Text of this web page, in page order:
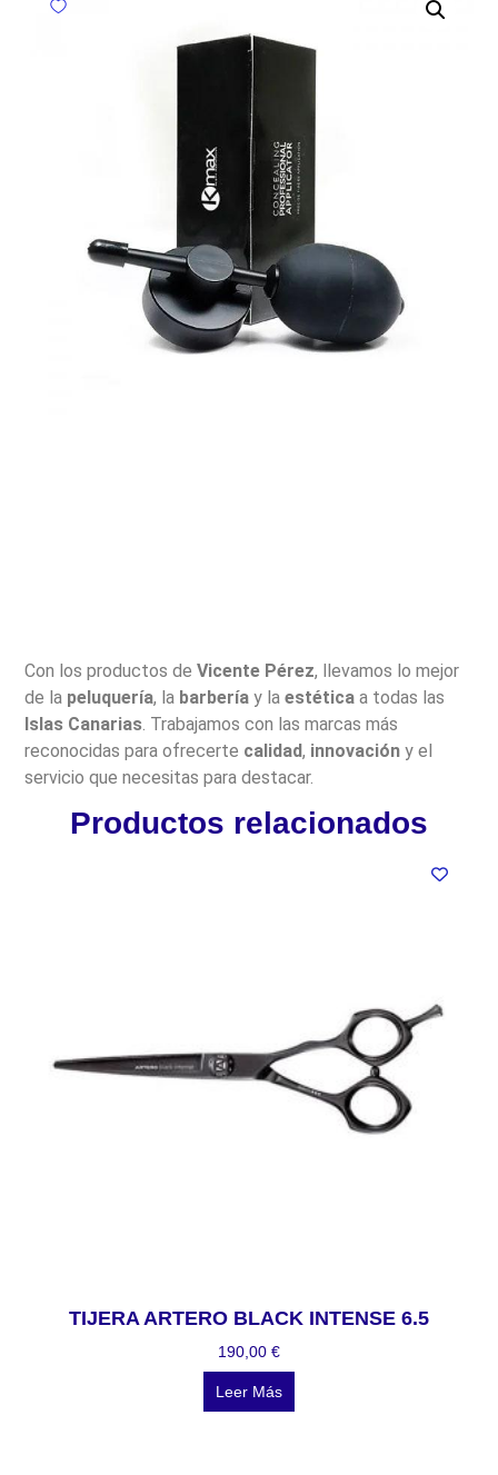
Con los productos deVicente Pérez, llevamos lo mejor
de la peluquería, la barbería y laestética a todas las
Islas Canarias . Trabajamos con las marcas más
reconocidas para ofrecerte calidad, innovación y el
servicio que necesitas para destacar.
Productos relacionados
TIJERA ARTERO BLACK INTENSE 6.5
190,00 €
Leer Más